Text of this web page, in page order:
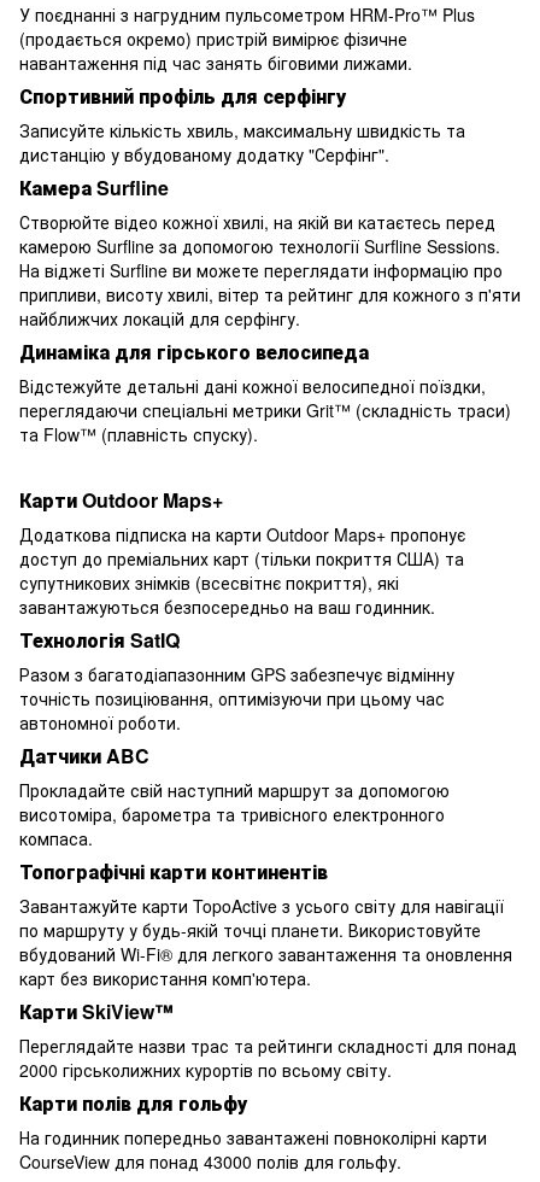
У поєднанні з нагрудним пульсометром HRM-Pro™ Plus
(продається окремо) пристрій вимірює фізичне
навантаження під час занять біговими лижами.
Спортивний профіль для серфінгу
Записуйте кількість хвиль, максимальну швидкість та
дистанцію у вбудованому додатку "Серфінг".
Камера Surfline
Створюйте відео кожної хвилі, на якій ви катаєтесь перед
камерою Surfline за допомогою технології Surfline Sessions.
На віджеті Surfline ви можете переглядати інформацію про
припливи, висоту хвилі, вітер та рейтинг для кожного з п'яти
найближчих локацій для серфінгу.
Динаміка для гірського велосипеда
Відстежуйте детальні дані кожної велосипедної поїздки,
переглядаючи спеціальні метрики Grit™ (складність траси)
та Flow™ (плавність спуску).
Карти Outdoor Maps+
Додаткова підписка на карти Outdoor Maps+ пропонує
доступ до преміальних карт (тільки покриття США) та
супутникових знімків (всесвітнє покриття), які
завантажуються безпосередньо на ваш годинник.
Технологія SatIQ
Разом з багатодіапазонним GPS забезпечує відмінну
точність позиціювання, оптимізуючи при цьому час
автономної роботи.
Датчики ABC
Прокладайте свій наступний маршрут за допомогою
висотоміра, барометра та тривісного електронного
компаса.
Топографічні карти континентів
Завантажуйте карти TopoActive з усього світу для навігації
по маршруту у будь-якій точці планети. Використовуйте
вбудований Wi-Fi® для легкого завантаження та оновлення
карт без використання комп'ютера.
Карти SkiView™
Переглядайте назви трас та рейтинги складності для понад
2000 гірськолижних курортів по всьому світу.
Карти полів для гольфу
На годинник попередньо завантажені повноколірні карти
CourseView для понад 43000 полів для гольфу.